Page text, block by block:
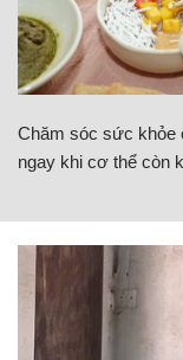
Chăm sóc sức khỏe
ngay khi cơ thể còn